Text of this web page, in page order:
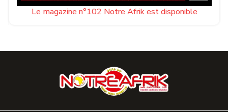
Le magazine n°102 Notre Afrik est disponible